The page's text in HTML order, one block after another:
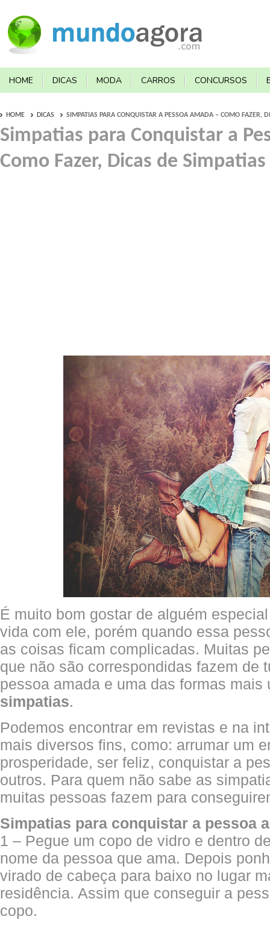
HOME DICAS MODA CARROS CONCURSOS
HOME DICAS SIMPATIAS PARA CONQUISTAR A PESSOA AMADA – COMO FAZER,
Simpatias para Conquistar a
Como Fazer, Dicas de Simpatias
É muito bom gostar de alguém
vida com ele, porém quando essa
as coisas ficam complicadas. Muitas
que não são correspondidas fazem de
pessoa amada e uma das formas mais
simpatias.
Podemos encontrar em revistas e na
mais diversos fins, como: arrumar um
prosperidade, ser feliz, conquistar a
outros. Para quem não sabe as
muitas pessoas fazem para
Simpatias para conquistar a pessoa
1 – Pegue um copo de vidro e dentro
nome da pessoa que ama. Depois
virado de cabeça para baixo no lugar
residência. Assim que conseguir a
copo.